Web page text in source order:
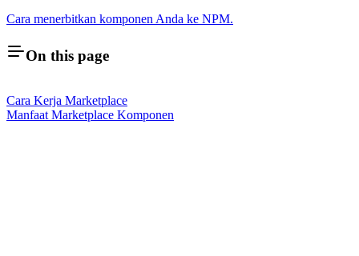
Cara menerbitkan komponen Anda ke NPM.
On this page
Cara Kerja Marketplace
Manfaat Marketplace Komponen